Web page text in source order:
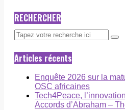
RECHERCHER
Articles récents
Enquête 2026 sur la
OSC africaines
Tech4Peace,
Accords d’Abraham –